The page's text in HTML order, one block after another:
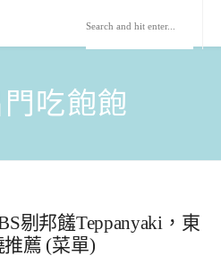
吃飽飽
剔邦饈Teppanyaki，東
薦 (菜單)